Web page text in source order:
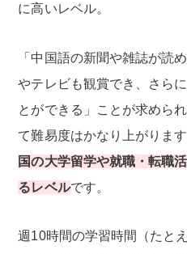
に高いレベル。
「中国語の新聞や雑誌が読
やテレビも観賞でき、さら
とができる」ことが求めら
て難易度はかなり上がります
国の大学留学や就職・転職
るレベルです。
週10時間の学習時間（たと